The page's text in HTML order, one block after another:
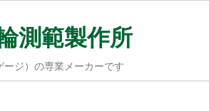
測範製作所
ージ）の専業メーカーです